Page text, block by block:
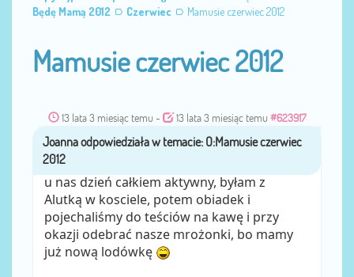
Będę Mamą 2012
Czerwiec Mamusie czerwiec 2012
Mamusie czerwiec 2012
13 lata 3 miesiąc temu - 13 lata 3 miesiąc temu #623917
przezJoanna
u nas dzień całkiem aktywny, byłam z
Alutką w kosciele, potem obiadek i
pojechaliśmy do teściów na kawę i przy
okazji odebrać nasze mrożonki, bo mamy
już nową lodówkę